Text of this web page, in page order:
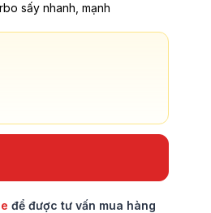
sấy nhanh, mạnh
để được tư vấn mua hàng